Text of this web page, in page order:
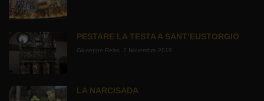
PESTARE LA TESTA A SANT’EUSTORGIO
Giuseppe Reiss 2 Novembre 2019
LA NARCISADA